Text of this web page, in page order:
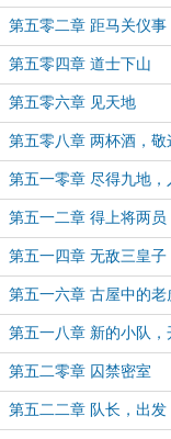
第五零二章 距马关仪事
第五零四章 道士下山
第五零六章 见天地
第五零八章 两杯酒，敬
友
第五一零章 尽得九地，
第五一二章 得上将两员
第五一四章 无敌三皇子
第五一六章 古屋中的老
第五一八章 新的小队，
第五二零章 囚禁密室
第五二二章 队长，出发